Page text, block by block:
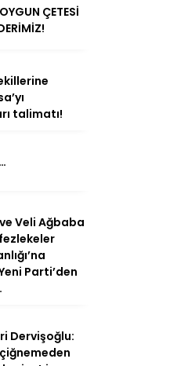
ÇETESİ
talimatı!
Veli Ağbaba
Parti’den
Dervişoğlu: